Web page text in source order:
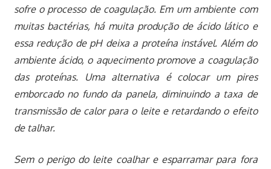
sofre o processo de coagulação. Em um ambiente com
muitas bactérias, há muita produção de ácido lático e
essa redução de pH deixa a proteína instável. Além do
ambiente ácido, o aquecimento promove a coagulação
das proteínas. Uma alternativa é colocar um pires
emborcado no fundo da panela, diminuindo a taxa de
transmissão de calor para o leite e retardando o efeito
de talhar.
Sem o perigo do leite coalhar e esparramar para fora